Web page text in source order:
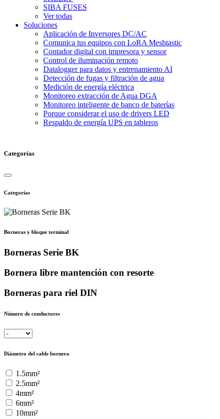
SIBA FUSES
Ver todas
Soluciones
Aplicación de Inversores DC/AC
Comunica tus equipos con LoRA Meshtastic
Contador digital con impresora y sensor
Control de iluminación remoto
Datalogger para datos y entrenamiento AI
Detección de fugas y filtración de agua
Medición de energía eléctrica
Monitoreo extracción de Agua DGA
Monitoreo inteligente de banco de baterías
Porque considerar el uso de drivers LED
Respaldo de energía UPS en tableros
Categorías
Categorías
Borneras y bloque terminal
Borneras Serie BK
Bornera libre mantención con resorte
Borneras para riel DIN
Número de conductores
Diámetro del cable bornera
1.5mm²
2.5mm²
4mm²
6mm²
10mm²